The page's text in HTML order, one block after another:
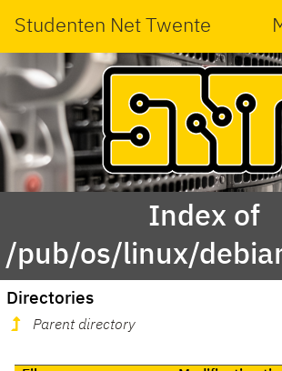
Studenten Net Twente
Index of
/pub/os/linux/
Directories
Parent directory